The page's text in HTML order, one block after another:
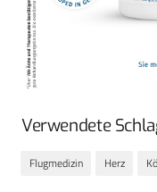
Verwendete
Flugmedizin Herz